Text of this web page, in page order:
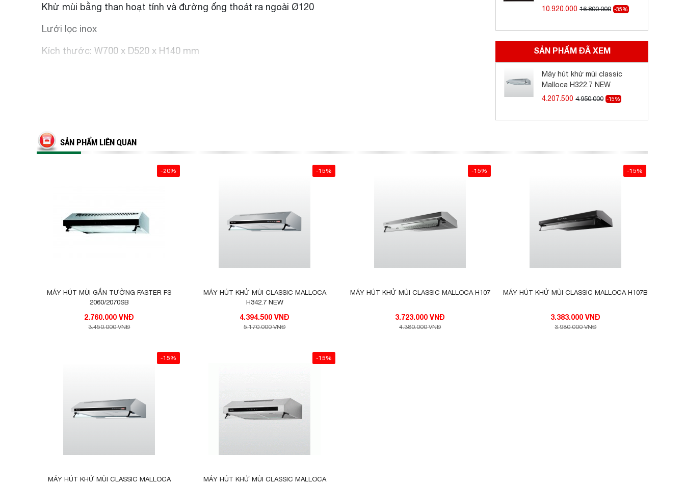
Khử mùi bằng than hoạt tính và đường ống thoát ra ngoài Ø120
Lưới lọc inox
Kích thước: W700 x D520 x H140 mm
10.920.000 16.800.000 -35%
SẢN PHẨM ĐÃ XEM
Máy hút khử mùi classic
Malloca H322.7 NEW
4.207.500 4.950.000 -15%
SẢN PHẨM LIÊN QUAN
-20%
MÁY HÚT MÙI GẮN TƯỜNG FASTER FS
2060/2070SB
2.760.000 VNĐ
3.450.000 VNĐ
-15%
MÁY HÚT KHỬ MÙI CLASSIC MALLOCA
H342.7 NEW
4.394.500 VNĐ
5.170.000 VNĐ
-15%
MÁY HÚT KHỬ MÙI CLASSIC MALLOCA H107
3.723.000 VNĐ
4.380.000 VNĐ
-15%
MÁY HÚT KHỬ MÙI CLASSIC MALLOCA H107B
3.383.000 VNĐ
3.980.000 VNĐ
-15%
MÁY HÚT KHỬ MÙI CLASSIC MALLOCA
-15%
MÁY HÚT KHỬ MÙI CLASSIC MALLOCA